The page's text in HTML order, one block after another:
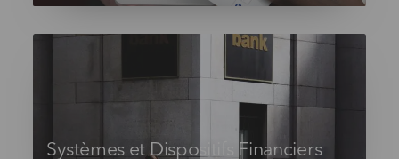
Systèmes et Dispositifs Financiers